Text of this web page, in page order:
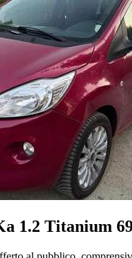
1.2 Titanium